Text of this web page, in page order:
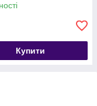
Купити